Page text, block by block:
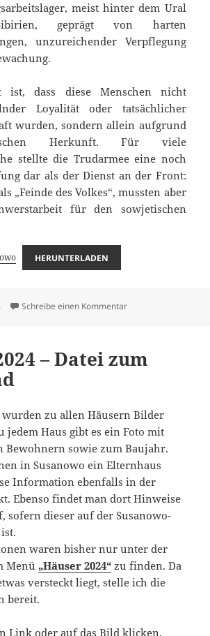
meist hinter dem Ural
geprägt von harten
unzureichender Verpflegung
ist, dass diese Menschen nicht
Loyalität oder tatsächlicher
wurden, sondern allein aufgrund
Herkunft. Für viele
stellte die Trudarmee eine noch
dar als der Dienst an der Front:
„Feinde des Volkes“, mussten aber
für den sowjetischen
HERUNTERLADEN
Schreibe einen Kommentarzu Soldaten aus
– Datei zum
zu allen Häusern Bilder
jedem Haus gibt es ein Foto mit
Bewohnern sowie zum Baujahr.
in Susanowo ein Elternhaus
Information ebenfalls in der
Ebenso findet man dort Hinweise
sofern dieser auf der Susanowo-
waren bisher nur unter der
Menü „Häuser 2024“ zu finden. Da
versteckt liegt, stelle ich die
bereit.
Link oder auf das Bild klicken.